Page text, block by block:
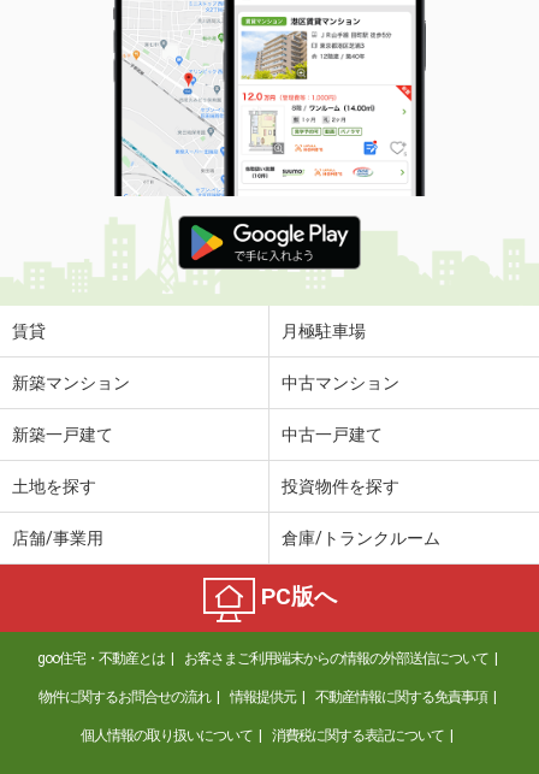
賃貸 月極駐車場
新築マンション 中古マンション
新築一戸建て 中古一戸建て
土地を探す 投資物件を探す
店舗/事業用 倉庫/トランクルーム
PC版へ
goo住宅・不動産とは お客さまご利用端末からの情報の外部送信について
物件に関するお問合せの流れ 情報提供元 不動産情報に関する免責事項
個人情報の取り扱いについて 消費税に関する表記について